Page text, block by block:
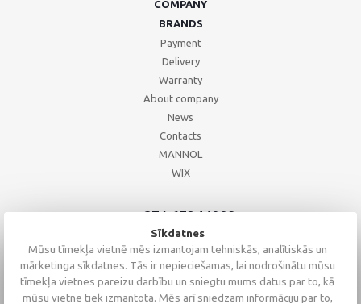
COMPANY
BRANDS
Payment
Delivery
Warranty
About company
News
Contacts
MANNOL
WIX
+371 67244008
+371 67271055
+371 26002793
Sīkdatnes
Mūsu tīmekļa vietnē mēs izmantojam tehniskās, analītiskās un
mārketinga sīkdatnes. Tās ir nepieciešamas, lai nodrošinātu mūsu
tīmekļa vietnes pareizu darbību un sniegtu mums datus par to, kā
mūsu vietne tiek izmantota. Mēs arī sniedzam informāciju par to,